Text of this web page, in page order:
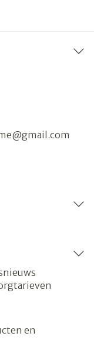
gmail.com
en